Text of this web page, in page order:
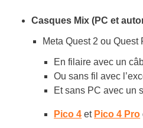
Casques Mix (PC et
Meta Quest 2 ou Quest
En filaire avec un
Ou sans fil avec
Et sans PC avec un
Pico 4 et Pico 4 Pro